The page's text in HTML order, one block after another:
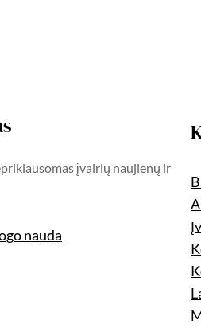
įvairių naujienų ir
nauda